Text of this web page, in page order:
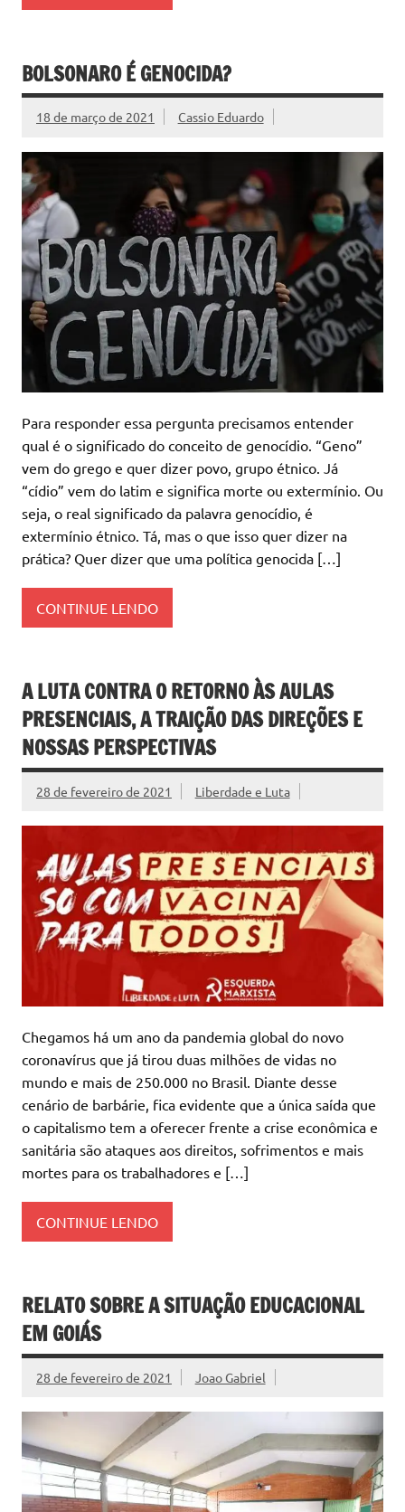
BOLSONARO É GENOCIDA?
18 de março de 2021 Cassio Eduardo
Para responder essa pergunta precisamos entender
qual é o significado do conceito de genocídio. “Geno”
vem do grego e quer dizer povo, grupo étnico. Já
“cídio” vem do latim e significa morte ou extermínio. Ou
seja, o real significado da palavra genocídio, é
extermínio étnico. Tá, mas o que isso quer dizer na
prática? Quer dizer que uma política genocida […]
CONTINUE LENDO
A LUTA CONTRA O RETORNO ÀS AULAS
PRESENCIAIS, A TRAIÇÃO DAS DIREÇÕES E
NOSSAS PERSPECTIVAS
28 de fevereiro de 2021 Liberdade e Luta
Chegamos há um ano da pandemia global do novo
coronavírus que já tirou duas milhões de vidas no
mundo e mais de 250.000 no Brasil. Diante desse
cenário de barbárie, fica evidente que a única saída que
o capitalismo tem a oferecer frente a crise econômica e
sanitária são ataques aos direitos, sofrimentos e mais
mortes para os trabalhadores e […]
CONTINUE LENDO
RELATO SOBRE A SITUAÇÃO EDUCACIONAL
EM GOIÁS
28 de fevereiro de 2021 Joao Gabriel